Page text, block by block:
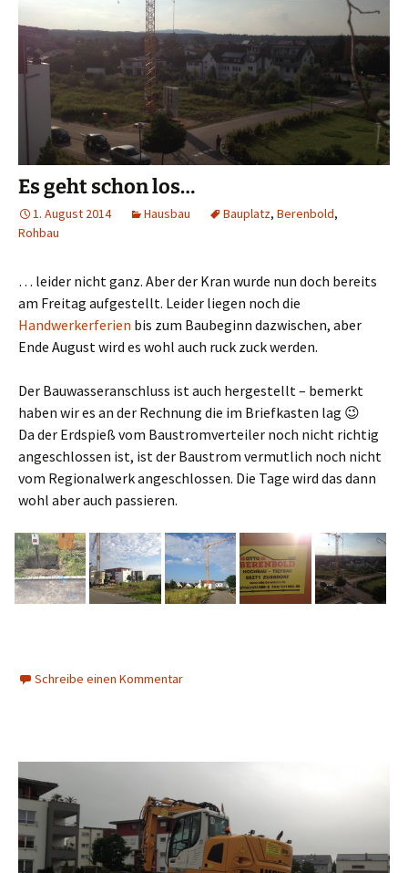
Es geht schon los…
1. August 2014 Hausbau Bauplatz, Berenbold,
Rohbau
… leider nicht ganz. Aber der Kran wurde nun doch bereits
am Freitag aufgestellt. Leider liegen noch die
Handwerkerferien bis zum Baubeginn dazwischen, aber
Ende August wird es wohl auch ruck zuck werden.
Der Bauwasseranschluss ist auch hergestellt – bemerkt
haben wir es an der Rechnung die im Briefkasten lag 😉
Da der Erdspieß vom Baustromverteiler noch nicht richtig
angeschlossen ist, ist der Baustrom vermutlich noch nicht
vom Regionalwerk angeschlossen. Die Tage wird das dann
wohl aber auch passieren.
Schreibe einen Kommentar